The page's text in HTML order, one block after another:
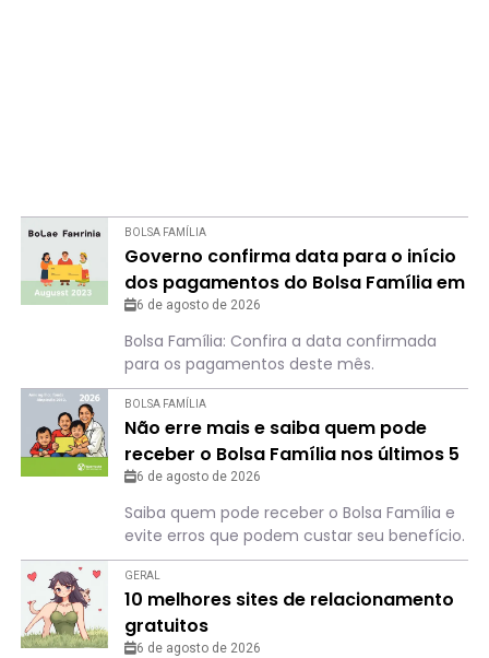
BOLSA FAMÍLIA
Governo confirma data para o início
dos pagamentos do Bolsa Família em
agosto
6 de agosto de 2026
Bolsa Família: Confira a data confirmada
para os pagamentos deste mês.
BOLSA FAMÍLIA
Não erre mais e saiba quem pode
receber o Bolsa Família nos últimos 5
meses de 2026
6 de agosto de 2026
Saiba quem pode receber o Bolsa Família e
evite erros que podem custar seu benefício.
GERAL
10 melhores sites de relacionamento
gratuitos
6 de agosto de 2026